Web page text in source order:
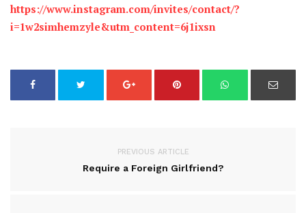
https://www.instagram.com/invites/contact/?
i=1w2simhemzyle&utm_content=6j1ixsn
PREVIOUS ARTICLE
Require a Foreign Girlfriend?